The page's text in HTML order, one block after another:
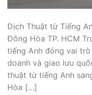
Dịch Thuật từ Tiếng
Đông Hòa TP. HCM
tiếng Anh đóng vai
doanh và giao lưu
thuật từ tiếng Anh
Hòa […]